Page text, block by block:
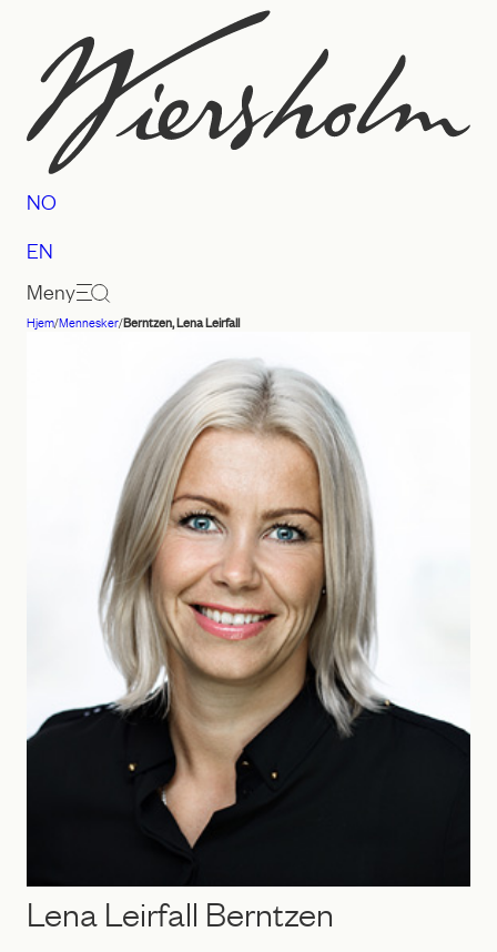
innhold
Advokatfirmaet
NO
EN
Meny
Hjem/Mennesker/Berntzen, Lena Leirfall
Lena Leirfall Berntzen